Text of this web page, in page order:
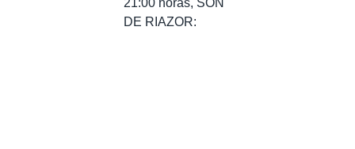
DE RIAZOR: